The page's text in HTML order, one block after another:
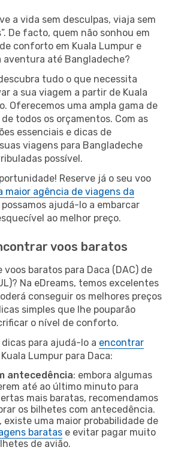
a vida sem desculpas, viaja sem
De facto, quem não sonhou em
conforto em Kuala Lumpur e
aventura até Bangladeche?
tudo o que necessita
a sua viagem a partir de Kuala
Oferecemos uma ampla gama de
todos os orçamentos. Com as
essenciais e dicas de
viagens para Bangladeche
possível.
Reserve já o seu voo
maior agência de viagens da
possamos ajudá-lo a embarcar
ao melhor preço.
voos baratos
voos baratos para Daca (DAC) de
Na eDreams, temos excelentes
conseguir os melhores preços
simples que lhe pouparão
o nível de conforto.
para ajudá-lo a encontrar
Lumpur para Daca:
antecedência: embora algumas
até ao último minuto para
mais baratas, recomendamos
os bilhetes com antecedência.
existe uma maior probabilidade de
baratas e evitar pagar muito
de avião.